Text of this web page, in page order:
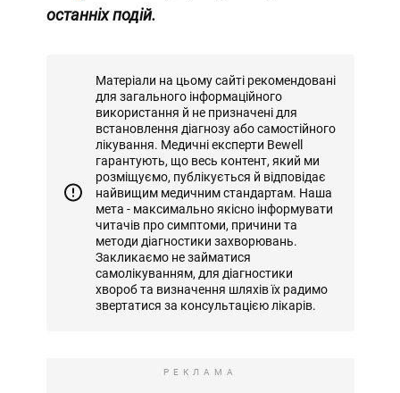
останніх подій.
Матеріали на цьому сайті рекомендовані
для загального інформаційного
використання й не призначені для
встановлення діагнозу або самостійного
лікування. Медичні експерти Bewell
гарантують, що весь контент, який ми
розміщуємо, публікується й відповідає
найвищим медичним стандартам. Наша
мета - максимально якісно інформувати
читачів про симптоми, причини та
методи діагностики захворювань.
Закликаємо не займатися
самолікуванням, для діагностики
хвороб та визначення шляхів їх радимо
звертатися за консультацією лікарів.
РЕКЛАМА